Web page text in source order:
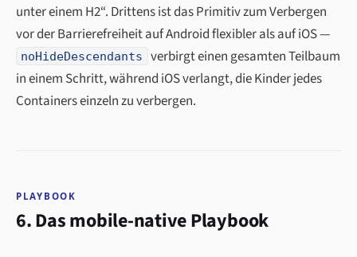
unter einem H2“. Drittens ist das Primitiv zum Verbergen
vor der Barrierefreiheit auf Android flexibler als auf iOS —
noHideDescendants
verbirgt einen gesamten Teilbaum
in einem Schritt, während iOS verlangt, die Kinder jedes
Containers einzeln zu verbergen.
PLAYBOOK
6. Das mobile-native Playbook